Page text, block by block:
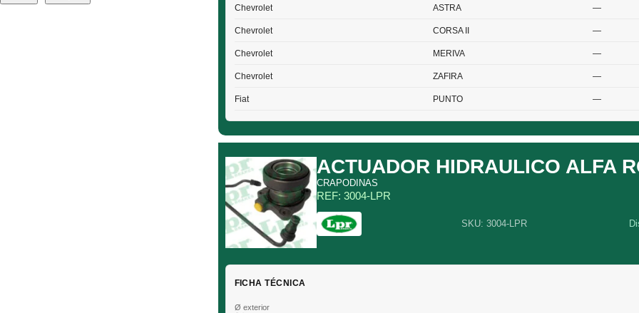
Chevrolet ASTRA —
Chevrolet CORSA II —
Chevrolet MERIVA —
Chevrolet ZAFIRA —
Fiat PUNTO —
ACTUADOR HIDRAULICO ALFA
CRAPODINAS
REF: 3004-LPR
SKU: 3004-LPR
FICHA TÉCNICA
Ø exterior